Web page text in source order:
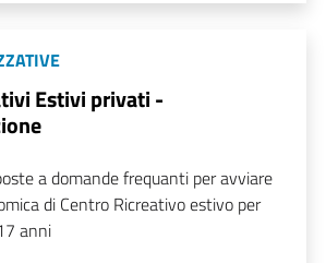
Estivi privati -
a domande frequanti per avviare
di Centro Ricreativo estivo per
anni